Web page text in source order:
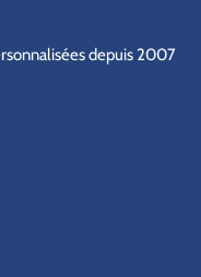
depuis 2007